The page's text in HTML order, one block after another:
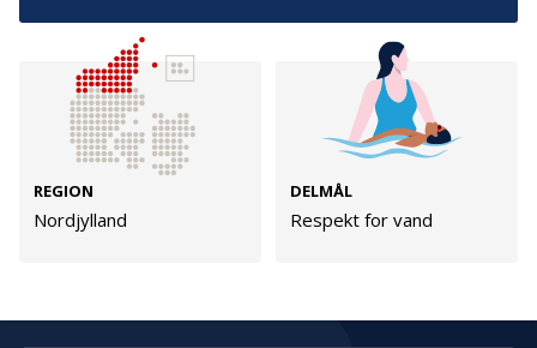
REGION
Nordjylland
DELMÅL
Respekt for vand
Kontakt
TrygFonden
45 26 08 00
info@trygfonden.dk
TryghedsGruppen
Adresse
Hummeltoftevej 49
2830 Virum
Vis vej hertil